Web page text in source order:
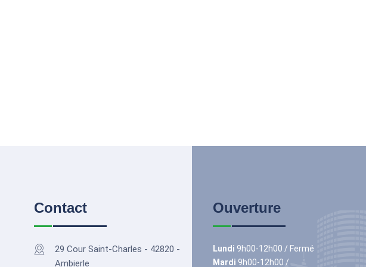
Contact
29 Cour Saint-Charles - 42820 -
Ambierle
Ouverture
Lundi 9h00-12h00 / Fermé
Mardi 9h00-12h00 /